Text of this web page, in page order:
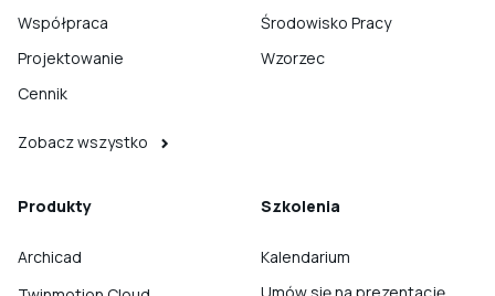
Współpraca
Projektowanie
Cennik
Zobacz wszystko
Środowisko Pracy
Wzorzec
Produkty
Archicad
Szkolenia
Kalendarium